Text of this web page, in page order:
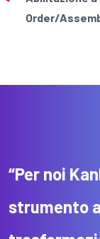
Order/
“Per noi
strumento